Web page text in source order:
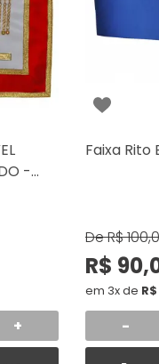
-
+
Faixa
DeR$
R$
em 3x de
-